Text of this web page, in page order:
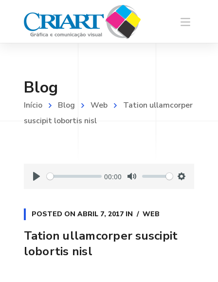
Blog
Início Blog Web
Tation ullamcorper
suscipit lobortis nisl
a
00:00
t
POSTED ON ABRIL 7, 2017IN WEB
Tation ullamcorper suscipit
lobortis nisl